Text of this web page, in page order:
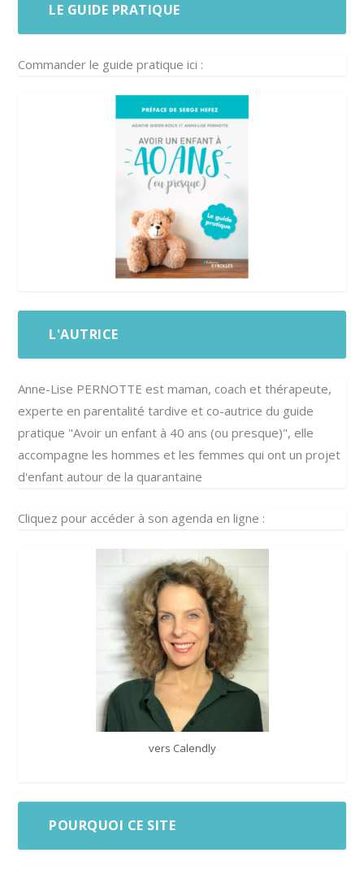
LE GUIDE PRATIQUE
Commander le guide pratique ici :
L'AUTRICE
Anne-Lise PERNOTTE est maman, coach et thérapeute,
experte en parentalité tardive et co-autrice du guide
pratique "Avoir un enfant à 40 ans (ou presque)", elle
accompagne les hommes et les femmes qui ont un projet
d'enfant autour de la quarantaine
Cliquez pour accéder à son agenda en ligne :
vers Calendly
POURQUOI CE SITE